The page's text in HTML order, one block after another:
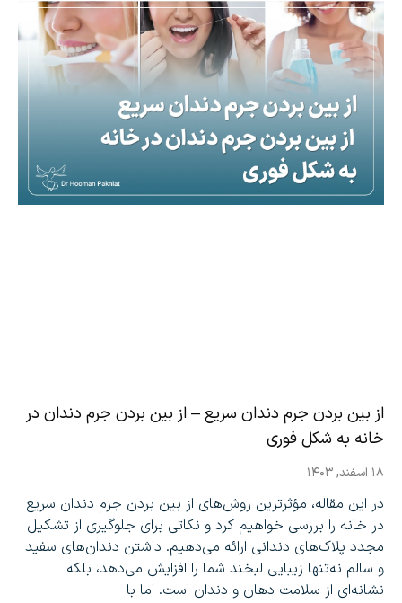
از بین بردن جرم دندان سریع – از بین بردن جرم دندان در
خانه به شکل فوری
۱۸ اسفند, ۱۴۰۳
در این مقاله، مؤثرترین روش‌های از بین بردن جرم دندان سریع
در خانه را بررسی خواهیم کرد و نکاتی برای جلوگیری از تشکیل
مجدد پلاک‌های دندانی ارائه می‌دهیم. داشتن دندان‌های سفید
و سالم نه‌تنها زیبایی لبخند شما را افزایش می‌دهد، بلکه
نشانه‌ای از سلامت دهان و دندان است. اما با